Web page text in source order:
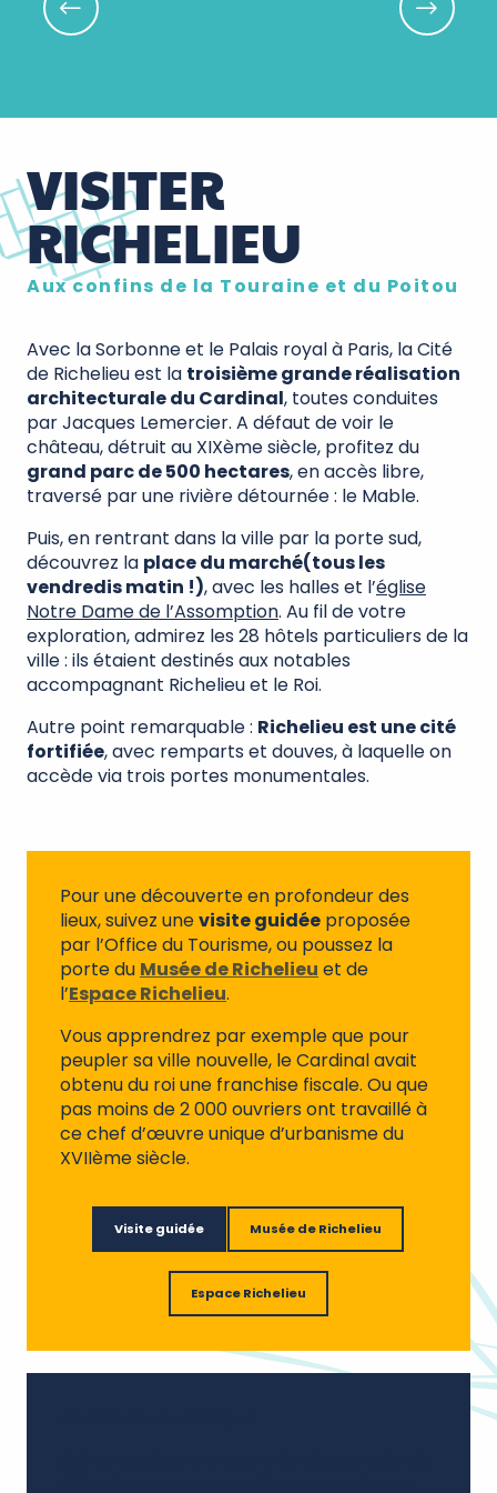
VISITER
RICHELIEU
Aux confins de la Touraine et du Poitou
Avec la Sorbonne et le Palais royal à Paris, la Cité
de Richelieu est la troisième grande réalisation
architecturale du Cardinal, toutes conduites
par Jacques Lemercier. A défaut de voir le
château, détruit au XIXème siècle, profitez du
grand parc de 500 hectares, en accès libre,
traversé par une rivière détournée : le Mable.
Puis, en rentrant dans la ville par la porte sud,
découvrez la place du marché(tous les
vendredis matin !), avec les halles et l’église
Notre Dame de l’Assomption. Au fil de votre
exploration, admirez les 28 hôtels particuliers de la
ville : ils étaient destinés aux notables
accompagnant Richelieu et le Roi.
Autre point remarquable : Richelieu est une cité
fortifiée, avec remparts et douves, à laquelle on
accède via trois portes monumentales.
Pour une découverte en profondeur des
lieux, suivez unevisite guidée proposée
par l’Office du Tourisme, ou poussez la
porte du Musée de Richelieu et de
l’Espace Richelieu.
Vous apprendrez par exemple que pour
peupler sa ville nouvelle, le Cardinal avait
obtenu du roi une franchise fiscale. Ou que
pas moins de 2 000 ouvriers ont travaillé à
ce chef d’œuvre unique d’urbanisme du
XVIIème siècle.
Visite guidée Musée de Richelieu
Espace Richelieu